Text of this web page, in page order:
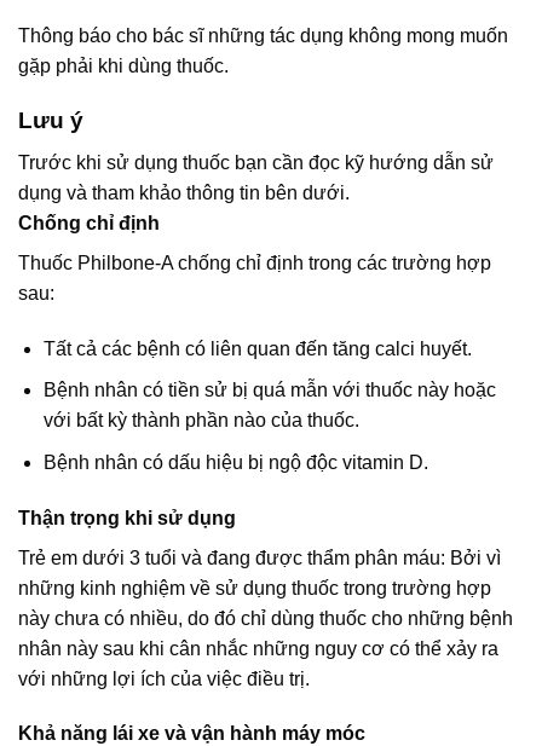
Thông báo cho bác sĩ những tác dụng không mong muốn
gặp phải khi dùng thuốc.
Lưu ý
Trước khi sử dụng thuốc bạn cần đọc kỹ hướng dẫn sử
dụng và tham khảo thông tin bên dưới.
Chống chỉ định
Thuốc Philbone-A chống chỉ định trong các trường hợp
sau:
Tất cả các bệnh có liên quan đến tăng calci huyết.
Bệnh nhân có tiền sử bị quá mẫn với thuốc này hoặc
với bất kỳ thành phần nào của thuốc.
Bệnh nhân có dấu hiệu bị ngộ độc vitamin D.
Thận trọng khi sử dụng
Trẻ em dưới 3 tuổi và đang được thẩm phân máu: Bởi vì
những kinh nghiệm về sử dụng thuốc trong trường hợp
này chưa có nhiều, do đó chỉ dùng thuốc cho những bệnh
nhân này sau khi cân nhắc những nguy cơ có thể xảy ra
với những lợi ích của việc điều trị.
Khả năng lái xe và vận hành máy móc